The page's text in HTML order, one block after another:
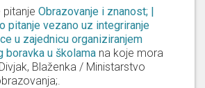
Obrazovanje i znanost; |
pitanje vezano uz integriranje
u zajednicu organiziranjem
boravka u školama na koje mora
Divjak, Blaženka / Ministarstvo
.